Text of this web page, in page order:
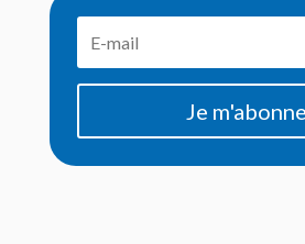
Je m'abonne